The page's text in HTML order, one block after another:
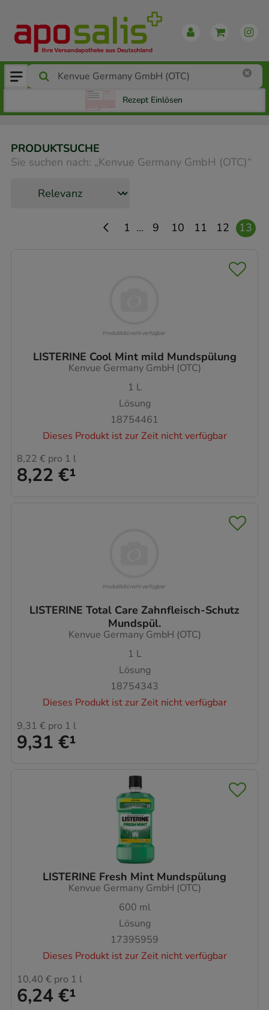
Rezept Einlösen
PRODUKTSUCHE
Sie suchen nach: „Kenvue Germany GmbH (OTC)“
1 ... 9 10 11 12 13
LISTERINE Cool Mint mild Mundspülung
Kenvue Germany GmbH (OTC)
1 L
Lösung
18754461
Dieses Produkt ist zur Zeit nicht verfügbar
8,22 €¹
8,22 € pro 1 l
LISTERINE Total Care Zahnfleisch-Schutz
Mundspül.
Kenvue Germany GmbH (OTC)
1 L
Lösung
18754343
Dieses Produkt ist zur Zeit nicht verfügbar
9,31 €¹
9,31 € pro 1 l
LISTERINE Fresh Mint Mundspülung
Kenvue Germany GmbH (OTC)
600 ml
Lösung
17395959
Dieses Produkt ist zur Zeit nicht verfügbar
6,24 €¹
10,40 € pro 1 l